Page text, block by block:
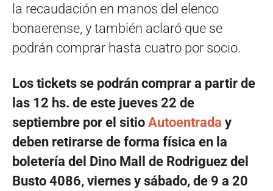
la recaudación en manos del elenco
bonaerense, y también aclaró que se
podrán comprar hasta cuatro por socio.
Los tickets se podrán comprar a partir de
las 12 hs. de este jueves 22 de
septiembre por el sitio Autoentrada y
deben retirarse de forma física en la
boletería del Dino Mall de Rodriguez del
Busto 4086, viernes y sábado, de 9 a 20